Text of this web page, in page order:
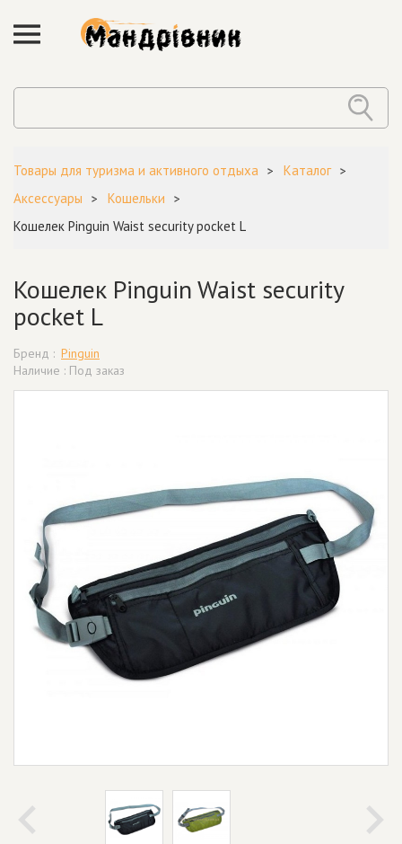
Товары для туризма и активного отдыха
Каталог
Аксессуары
Кошельки
Кошелек Pinguin Waist security pocket L
Кошелек Pinguin Waist security
pocket L
Бренд : Pinguin
Наличие : Под заказ